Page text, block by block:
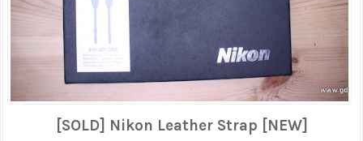
[SOLD] Nikon Leather Strap [NEW]